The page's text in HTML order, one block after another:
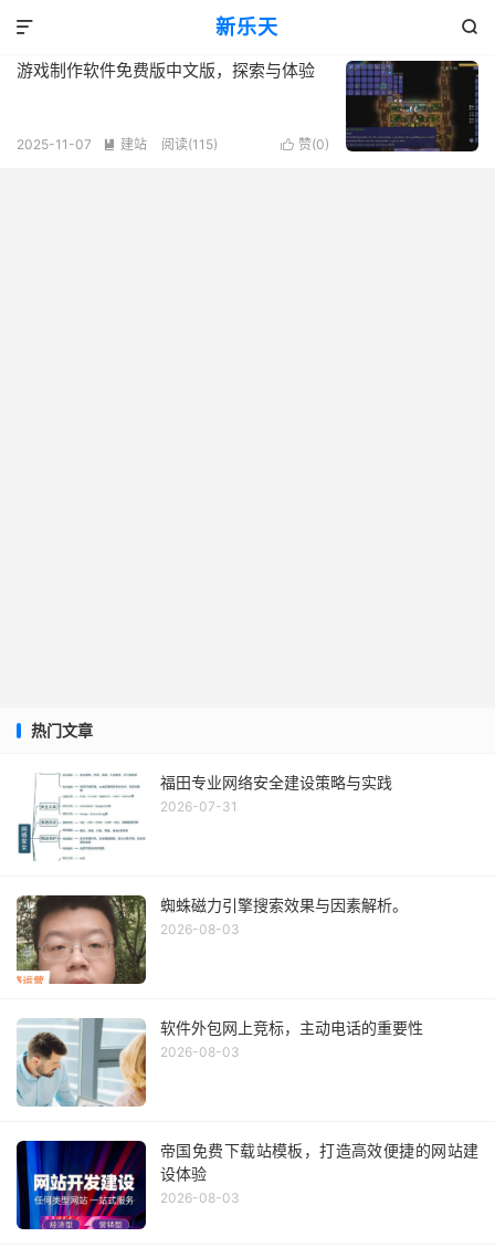
新乐天 
 共 1 篇文章
游戏制作软件免费版中文版，探索与体验
 赞(0)
2025-11-07  建站 阅读(115)
热门文章
福田专业网络安全建设策略与实践
2026-07-31
蜘蛛磁力引擎搜索效果与因素解析。
2026-08-03
软件外包网上竞标，主动电话的重要性
2026-08-03
帝国免费下载站模板，打造高效便捷的网站建
设体验
2026-08-03